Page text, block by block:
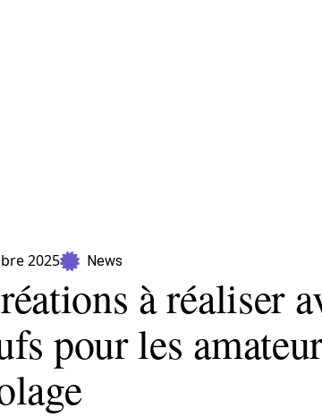
2025 News
à réaliser
pour les